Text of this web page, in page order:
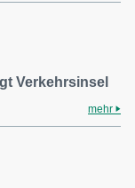
Verkehrsinsel
mehr